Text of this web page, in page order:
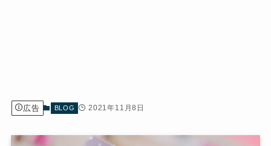
広告 BLOG 2021年11月8日